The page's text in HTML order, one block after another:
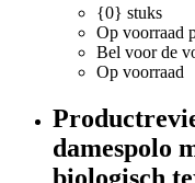
{0} stuks
Op voorraad
Bel voor de
Op voorraad
damespolo